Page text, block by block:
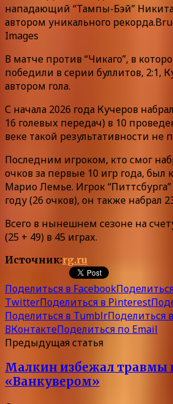
нападающий “Тампы-Бэй” Никита
автором уникального
Images
В матче против “Чикаго”, в
победили в серии буллитов, 2:1,
автором гола.
С начала 2026 года Кучеров
16 голевых передач) в 10
веке такой результативности не
Последним игроком, кто смог
очков за первые 10 игр года, был
Марио Лемье. Игрок “Питтсбурга”
году (26 очков), он также набрал
Всего в нынешнем сезоне на
(25 + 49) в 45 играх.
Источник:rg.ru
Поделиться в Facebook
TwitterПоделиться в Pinterest
Поделиться в TumblrПоделиться
ВКонтактеПоделиться по Email
Предыдущая статья
Малкин избежал травмы
«Ванкувером»